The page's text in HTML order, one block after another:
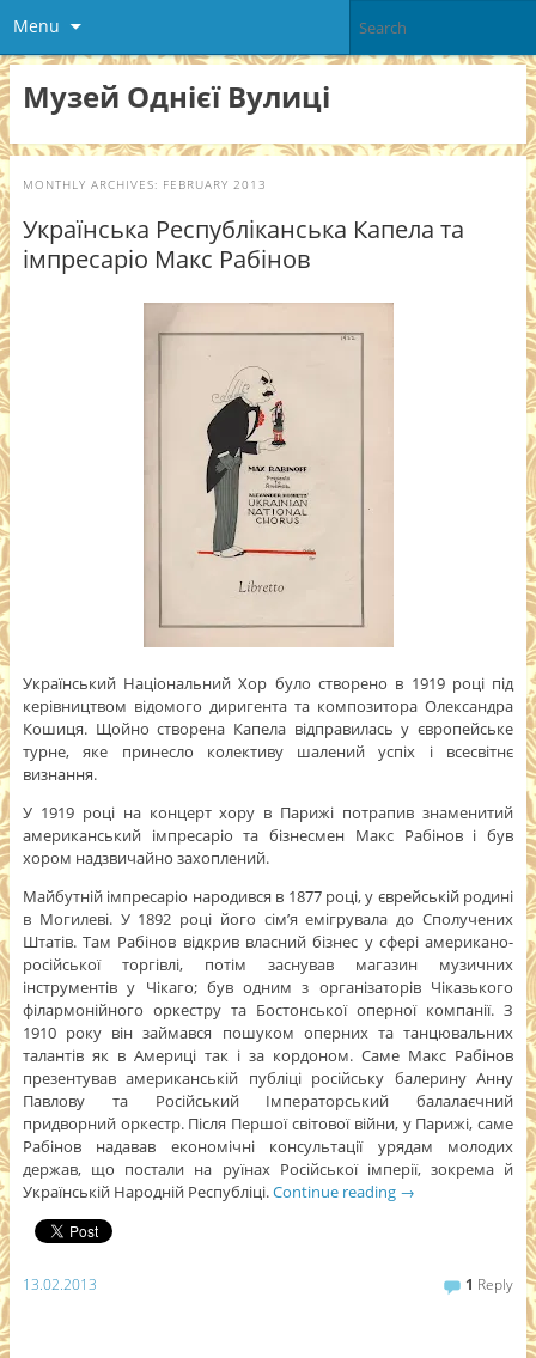
Menu
Музей Однієї Вулиці
MONTHLY ARCHIVES: FEBRUARY 2013
Українська Республіканська Капела та
імпресаріо Макс Рабінов
Український Національний Хор було створено в 1919 році під
керівництвом відомого диригента та композитора Олександра
Кошиця. Щойно створена Капела відправилась у європейське
турне, яке принесло колективу шалений успіх і всесвітнє
визнання.
У 1919 році на концерт хору в Парижі потрапив знаменитий
американський імпресаріо та бізнесмен Макс Рабінов і був
хором надзвичайно захоплений.
Майбутній імпресаріо народився в 1877 році, у єврейській родині
в Могилеві. У 1892 році його сім’я емігрувала до Сполучених
Штатів. Там Рабінов відкрив власний бізнес у сфері американо-
російської торгівлі, потім заснував магазин музичних
інструментів у Чікаго; був одним з організаторів Чіказького
філармонійного оркестру та Бостонської оперної компанії. З
1910 року він займався пошуком оперних та танцювальних
талантів як в Америці так і за кордоном. Саме Макс Рабінов
презентував американській публіці російську балерину Анну
Павлову та Російський Імператорський балалаєчний
придворний оркестр. Після Першої світової війни, у Парижі, саме
Рабінов надавав економічні консультації урядам молодих
держав, що постали на руїнах Російської імперії, зокрема й
Українській Народній Республіці.Continue reading →
13.02.2013 1 Reply